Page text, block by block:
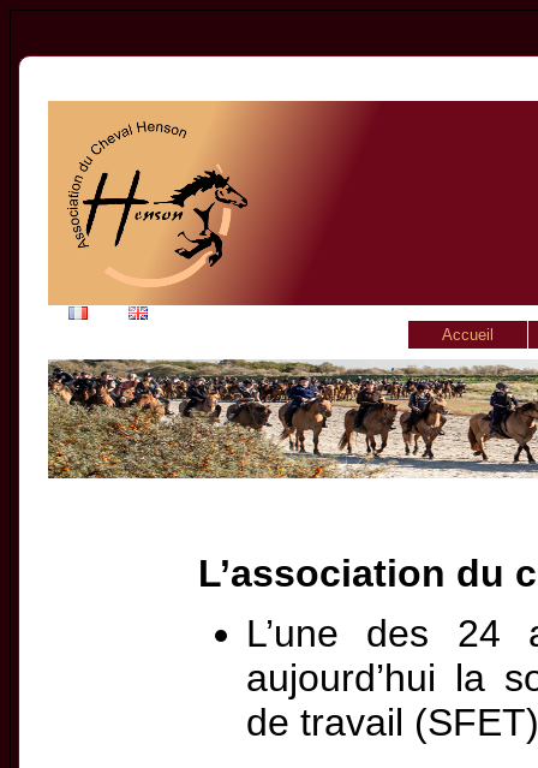
Accueil
L’association du
L’une des 24
aujourd’hui la
de travail (SFET)